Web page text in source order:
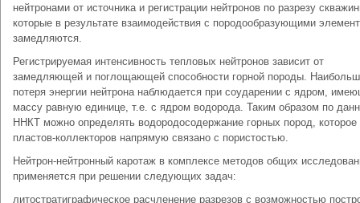
нейтронами от источника и регистрации нейтронов по разрезу
которые в результате взаимодействия с породообразующими
замедляются.
Регистрируемая интенсивность тепловых нейтронов зависит от
замедляющей и поглощающей способности горной породы.
потеря энергии нейтрона наблюдается при соударении с ядром,
массу равную единице, т.е. с ядром водорода. Таким образом по
ННКТ можно определять водородосодержание горных пород,
пластов-коллекторов напрямую связано с пористостью.
Нейтрон-нейтронный каротаж в комплексе методов общих
применяется при решении следующих задач:
литостратиграфическое расчленение разрезов с возможностью